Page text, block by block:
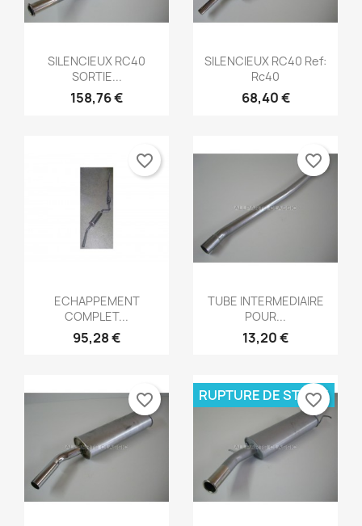
 Aperçu rapide
SILENCIEUX RC40
SORTIE...
158,76 €
Aperçu rapide
SILENCIEUX RC40 Ref:
Rc40
68,40 €
Aperçu rapide
ECHAPPEMENT
COMPLET...
95,28 €
favorite_border
Aperçu rapide
TUBE INTERMEDIAIRE
POUR...
13,20 €
favorite_border
favorite_border RUPTURE DE STOCK
favorite_border